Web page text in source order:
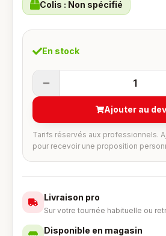
Colis : Non spécifié
En stock
1
Ajouter au
Tarifs réservés aux professionnels.
pour recevoir une proposition
Livraison pro
Sur votre tournée habituelle ou
Disponible en magasin